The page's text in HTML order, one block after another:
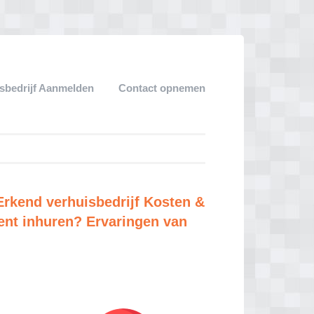
Aanmelden Contact opnemen
verhuisbedrijf Kosten &
inhuren? Ervaringen van